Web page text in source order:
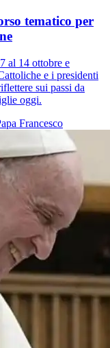
tematico per
al 14 ottobre e
e i presidenti
sui passi da
oggi.
Francesco